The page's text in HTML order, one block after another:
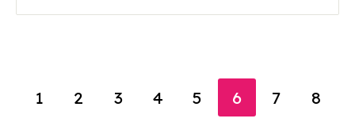
Selecteer een pagina
1 2 3 4 5 6 7
8